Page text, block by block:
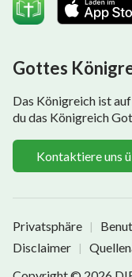
Gottes
Das Königreich ist
du das Königreich
Kontaktiere uns
Privatsphäre |
Disclaimer |